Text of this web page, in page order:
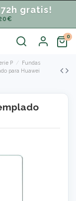
gratis!
P
Fundas
para Huawei